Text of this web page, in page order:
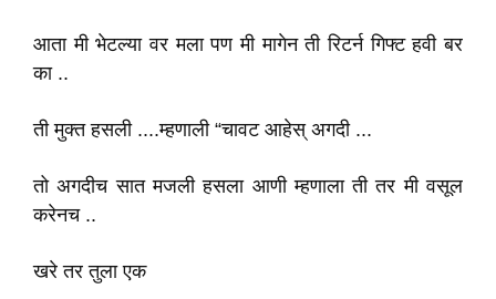
आता मी भेटल्या वर मला पण मी मागेन ती रिटर्न गिफ्ट हवी बर
का ..
ती मुक्त हसली ....म्हणाली “चावट आहेस् अगदी ...
तो अगदीच सात मजली हसला आणी म्हणाला ती तर मी वसूल
करेनच ..
खरे तर तुला एक